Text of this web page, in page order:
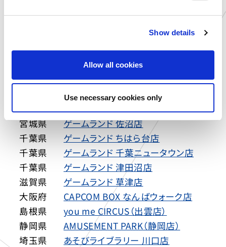
Show details
Allow all cookies
Use necessary cookies only
MIRAINO イオンモール土岐店
愛知県
MIRAINO イオンモール豊川店
カプコサーカス 新潟東店
北海道
ゲームランド 新さっぽろ店
ゲームランド つがる柏店
岩手県
ゲームランド 盛岡店
宮城県
ゲームランド 佐沼店
千葉県
ゲームランド ちはら台店
千葉県
ゲームランド 千葉ニュータウン店
千葉県
ゲームランド 津田沼店
滋賀県
ゲームランド 草津店
大阪府
CAPCOM BOX なんばウォーク店
島根県
you me CIRCUS（出雲店）
静岡県
AMUSEMENT PARK（静岡店）
埼玉県
あそびライブラリー 川口店